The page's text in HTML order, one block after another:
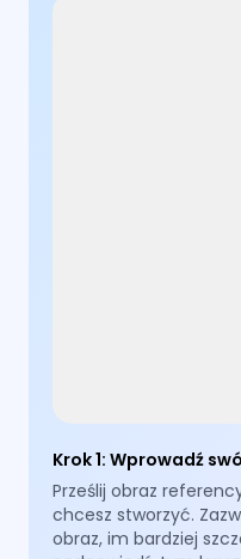
Krok 1:Wprowadź
Prześlij obraz
chcesz stworzyć.
obraz, im bardziej